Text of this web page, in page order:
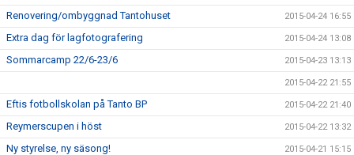
Renovering/ombyggnad Tantohuset 2015-04-24 16:55
Extra dag för lagfotografering 2015-04-24 13:08
Sommarcamp 22/6-23/6 2015-04-23 13:13
2015-04-22 21:55
Eftis fotbollskolan på Tanto BP 2015-04-22 21:40
Reymerscupen i höst 2015-04-22 13:32
Ny styrelse, ny säsong! 2015-04-21 15:15